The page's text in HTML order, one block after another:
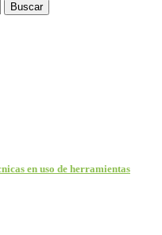
en uso de herramientas